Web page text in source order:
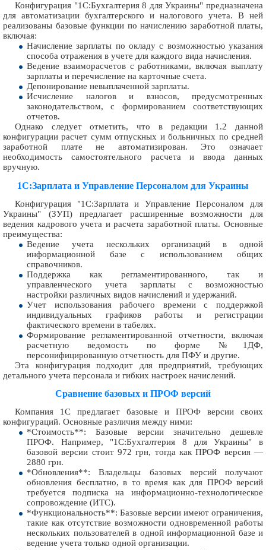
Конфигурация "1С:Бухгалтерия 8 для Украины" предназначена
для автоматизации бухгалтерского и налогового учета. В ней
реализованы базовые функции по начислению заработной платы,
включая:
Начисление зарплаты по окладу с возможностью указания
способа отражения в учете для каждого вида начисления.
Ведение взаиморасчетов с работниками, включая выплату
зарплаты и перечисление на карточные счета.
Депонирование невыплаченной зарплаты.
Исчисление налогов и взносов, предусмотренных
законодательством, с формированием соответствующих
отчетов.
Однако следует отметить, что в редакции 1.2 данной
конфигурации расчет сумм отпускных и больничных по средней
заработной плате не автоматизирован. Это означает
необходимость самостоятельного расчета и ввода данных
вручную.
1С:Зарплата и Управление Персоналом для Украины
Конфигурация "1С:Зарплата и Управление Персоналом для
Украины" (ЗУП) предлагает расширенные возможности для
ведения кадрового учета и расчета заработной платы. Основные
преимущества:
Ведение учета нескольких организаций в одной
информационной базе с использованием общих
справочников.
Поддержка как регламентированного, так и
управленческого учета зарплаты с возможностью
настройки различных видов начислений и удержаний.
Учет использования рабочего времени с поддержкой
индивидуальных графиков работы и регистрации
фактического времени в табелях.
Формирование регламентированной отчетности, включая
расчетную ведомость по форме №1ДФ,
персонифицированную отчетность для ПФУ и другие.
Эта конфигурация подходит для предприятий, требующих
детального учета персонала и гибких настроек начислений.
Сравнение базовых и ПРОФ версий
Компания 1С предлагает базовые и ПРОФ версии своих
конфигураций. Основные различия между ними:
*Стоимость**: Базовые версии значительно дешевле
ПРОФ. Например, "1С:Бухгалтерия 8 для Украины" в
базовой версии стоит 972 грн, тогда как ПРОФ версия —
2880 грн.
*Обновления**: Владельцы базовых версий получают
обновления бесплатно, в то время как для ПРОФ версий
требуется подписка на информационно-технологическое
сопровождение (ИТС).
*Функциональность**: Базовые версии имеют ограничения,
такие как отсутствие возможности одновременной работы
нескольких пользователей в одной информационной базе и
ведение учета только одной организации.